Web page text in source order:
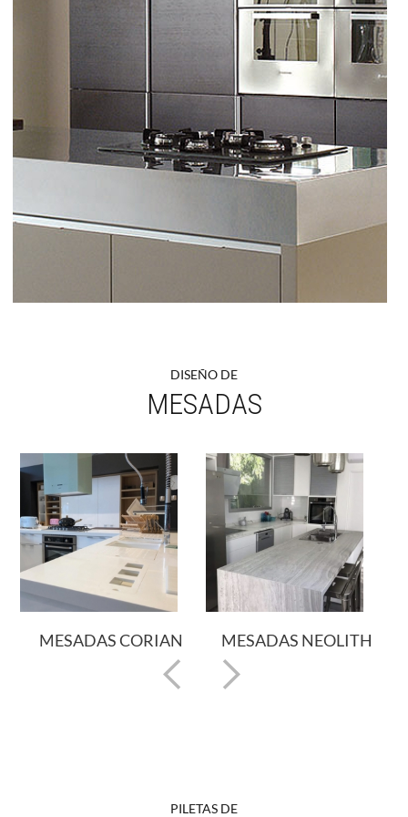
DISEÑO DE
MESADAS
NEOLITH PILETA DANNA MESADA 3
PILETAS DE